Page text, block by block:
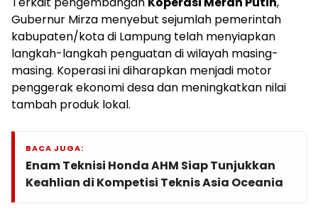
Gubernur Mirza menyebut sejumlah pemerintah
kabupaten/kota di Lampung telah menyiapkan
langkah-langkah penguatan di wilayah masing-
masing. Koperasi ini diharapkan menjadi motor
penggerak ekonomi desa dan meningkatkan nilai
tambah produk lokal.
BACA JUGA:
Enam Teknisi Honda AHM Siap Tunjukkan
Keahlian di Kompetisi Teknis Asia Oceania